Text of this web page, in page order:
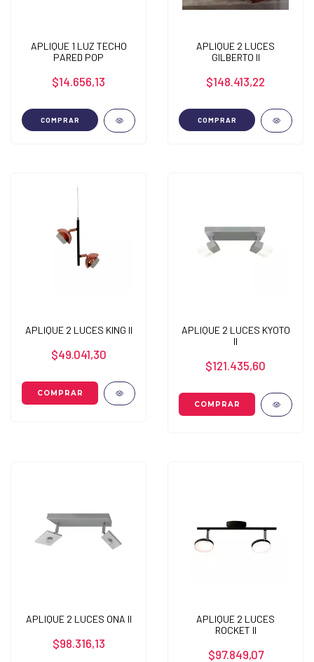
APLIQUE 1 LUZ TECHO
PARED POP
$14.656,13
COMPRAR
APLIQUE 2 LUCES
GILBERTO II
$148.413,22
COMPRAR
APLIQUE 2 LUCES KING II
$49.041,30
APLIQUE 2 LUCES KYOTO
II
$121.435,60
APLIQUE 2 LUCES ONA II
$98.316,13
APLIQUE 2 LUCES
ROCKET II
$97.849,07